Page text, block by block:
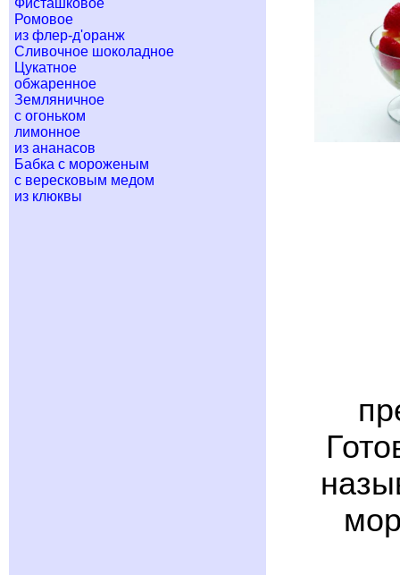
Фисташковое
Ромовое
из флер-д'оранж
Сливочное шоколадное
Цукатное
обжаренное
Земляничное
с огоньком
лимонное
из ананасов
Бабка с мороженым
с вересковым медом
из клюквы